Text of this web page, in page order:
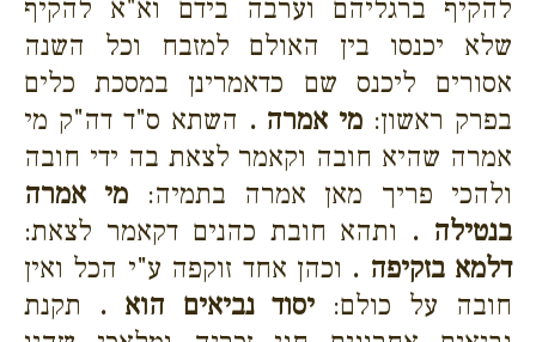
להקיף ברגליהם וערבה בידם וא"א להקיף
שלא יכנסו בין האולם למזבח וכל השנה
אסורים ליכנס שם כדאמרינן במסכת כלים
בפרק ראשון: מי אמרה . השתא ס"ד דה"ק מי
אמרה שהיא חובה וקאמר לצאת בה ידי חובה
ולהכי פריך מאן אמרה בתמיה: מי אמרה
בנטילה . ותהא חובת כהנים דקאמר לצאת:
דלמא בזקיפה . וכהן אחד זוקפה ע"י הכל ואין
חובה על כולם: יסוד נביאים הוא . תקנת